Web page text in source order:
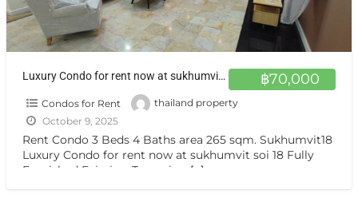
฿70,000
Luxury Condo for rent now at sukhumvit soi 18 Fully Furnished
Condos for Rent
thailand property
October 9, 2025
Rent Condo 3 Beds 4 Baths area 265 sqm. Sukhumvit18
Luxury Condo for rent now at sukhumvit soi 18 Fully
Furnished Fairview Tower is a […]